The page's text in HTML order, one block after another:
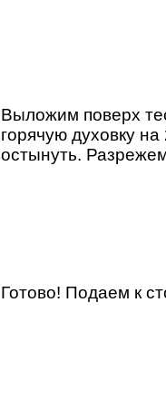
Выложим поверх
горячую духовку
остынуть.
Готово! Подаем к